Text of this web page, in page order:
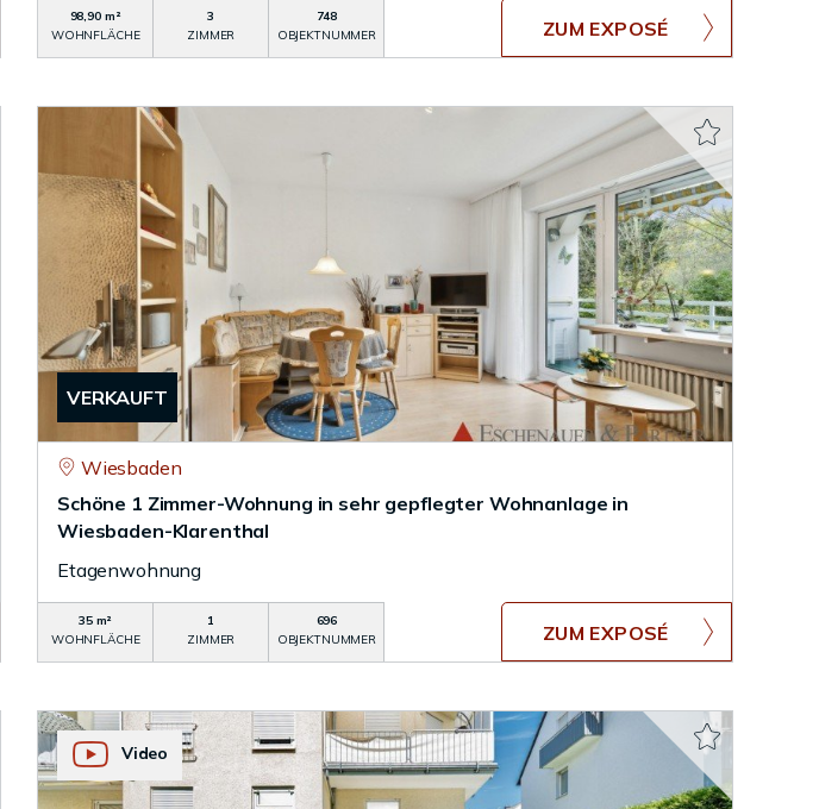
98,90 m²
WOHNFLÄCHE
3
ZIMMER
748
OBJEKTNUMMER
ZUM EXPOSÉ
VERKAUFT
Wiesbaden
Schöne 1 Zimmer-Wohnung in sehr gepflegter Wohnanlage in
Wiesbaden-Klarenthal
Etagenwohnung
35 m²
WOHNFLÄCHE
1
ZIMMER
696
OBJEKTNUMMER
ZUM EXPOSÉ
Video